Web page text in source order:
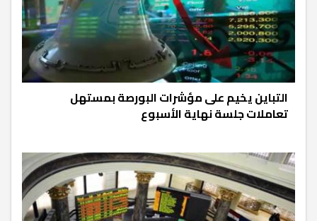
التباين يخيم على مؤشرات البورصة بمستهل
تعاملات جلسة نهاية الأسبوع